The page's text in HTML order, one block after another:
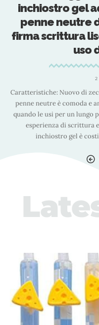
inchiostro gel
penne neutre
firma scrittura
uso
2
Caratteristiche: Nuovo di
penne neutre è comoda e
quando le usi per un lungo
esperienza di scrittura
inchiostro gel è